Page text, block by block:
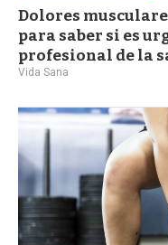
Dolores
para saber si es
profesional de la
Vida Sana